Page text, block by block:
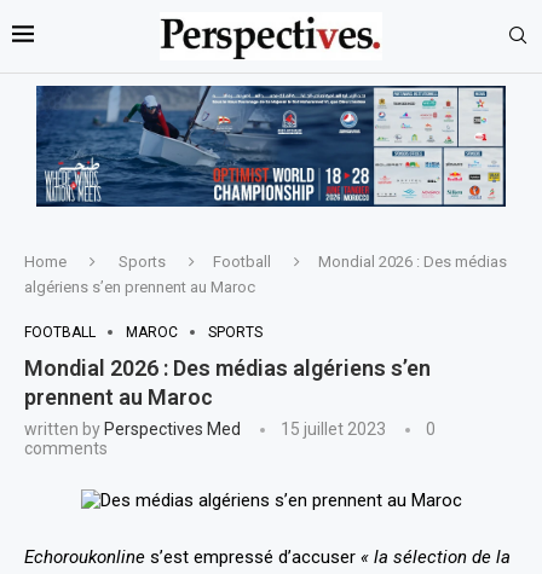
Home Sports Football
Mondial 2026 : Des médias
algériens s’en prennent au Maroc
FOOTBALL MAROC SPORTS
Mondial 2026 : Des médias algériens s’en
prennent au Maroc
written by Perspectives Med 15 juillet 2023
0
comments
Echoroukonline s’est empressé d’accuser « la sélection de la